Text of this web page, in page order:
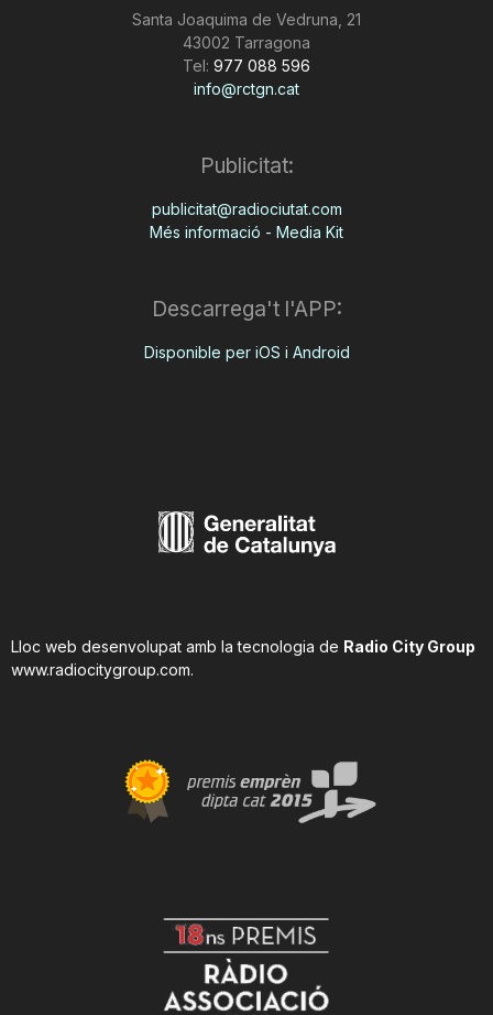
Santa Joaquima de Vedruna, 21
43002 Tarragona
Tel: 977 088 596
info@rctgn.cat
Publicitat:
publicitat@radiociutat.com
Més informació - Media Kit
Descarrega't l'APP:
Disponible per iOS i Android
Lloc web desenvolupat amb la tecnologia de Radio City Group
www.radiocitygroup.com.